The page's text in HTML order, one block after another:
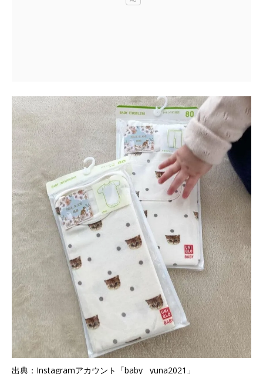
出典：Instagramアカウント「baby__yuna2021」